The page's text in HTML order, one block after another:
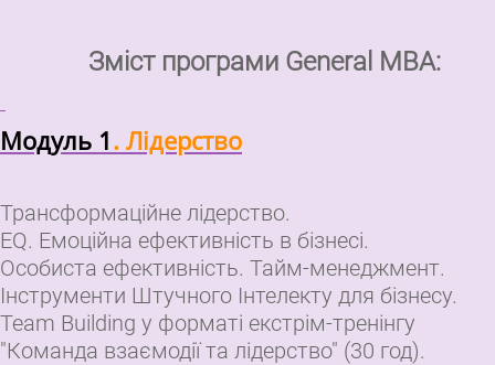
Зміст програми General МВА:
Модуль 1. Лідерство
Трансформаційне лідерство.
EQ. Емоційна ефективність в бізнесі.
Особиста ефективність. Тайм-менеджмент.
Інструменти Штучного Інтелекту для бізнесу.
Team Building у форматі екстрім-тренінгу
"Команда взаємодії та лідерство" (30 год).